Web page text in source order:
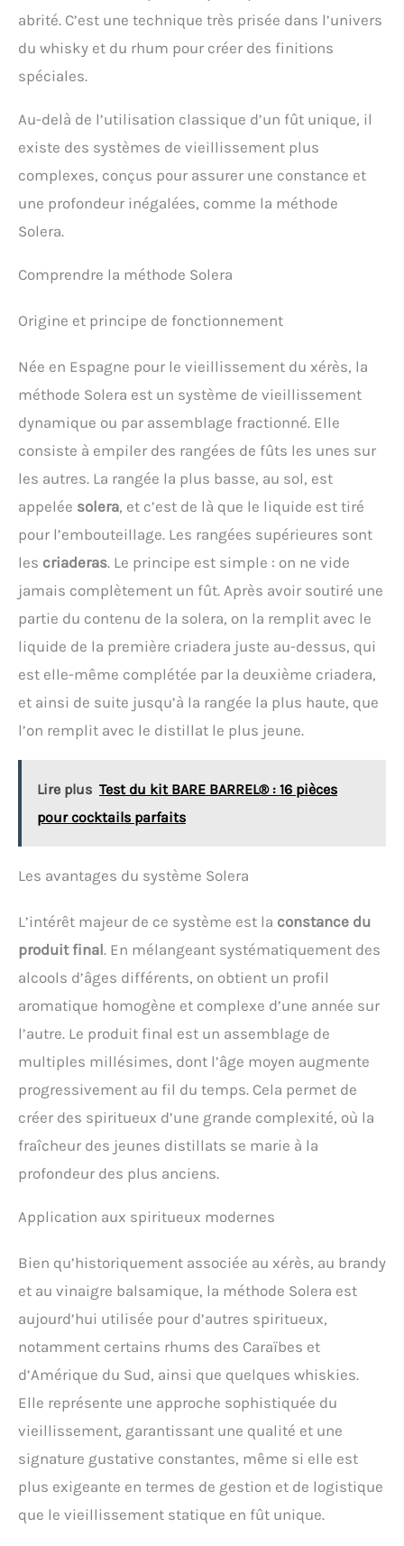
abrité. C’est une technique très prisée dans l’univers
du whisky et du rhum pour créer des finitions
spéciales.
Au-delà de l’utilisation classique d’un fût unique, il
existe des systèmes de vieillissement plus
complexes, conçus pour assurer une constance et
une profondeur inégalées, comme la méthode
Solera.
Comprendre la méthode Solera
Origine et principe de fonctionnement
Née en Espagne pour le vieillissement du xérès, la
méthode Solera est un système de vieillissement
dynamique ou par assemblage fractionné. Elle
consiste à empiler des rangées de fûts les unes sur
les autres. La rangée la plus basse, au sol, est
appelée solera, et c’est de là que le liquide est tiré
pour l’embouteillage. Les rangées supérieures sont
les criaderas. Le principe est simple : on ne vide
jamais complètement un fût. Après avoir soutiré une
partie du contenu de la solera, on la remplit avec le
liquide de la première criadera juste au-dessus, qui
est elle-même complétée par la deuxième criadera,
et ainsi de suite jusqu’à la rangée la plus haute, que
l’on remplit avec le distillat le plus jeune.
Lire plus Test du kit BARE BARREL® : 16 pièces
pour cocktails parfaits
Les avantages du système Solera
L’intérêt majeur de ce système est la constance du
produit final. En mélangeant systématiquement des
alcools d’âges différents, on obtient un profil
aromatique homogène et complexe d’une année sur
l’autre. Le produit final est un assemblage de
multiples millésimes, dont l’âge moyen augmente
progressivement au fil du temps. Cela permet de
créer des spiritueux d’une grande complexité, où la
fraîcheur des jeunes distillats se marie à la
profondeur des plus anciens.
Application aux spiritueux modernes
Bien qu’historiquement associée au xérès, au brandy
et au vinaigre balsamique, la méthode Solera est
aujourd’hui utilisée pour d’autres spiritueux,
notamment certains rhums des Caraïbes et
d’Amérique du Sud, ainsi que quelques whiskies.
Elle représente une approche sophistiquée du
vieillissement, garantissant une qualité et une
signature gustative constantes, même si elle est
plus exigeante en termes de gestion et de logistique
que le vieillissement statique en fût unique.